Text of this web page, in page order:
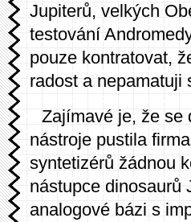
Jupiterů, velkých
testování
pouze kontratovat,
radost a nepamatuji
Zajímavé je, že se
nástroje pustila
syntetizérů žádnou
nástupce dinosaurů
analogové bázi s